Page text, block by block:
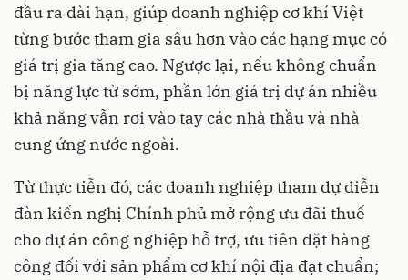
đầu ra dài hạn, giúp doanh nghiệp cơ khí Việt
từng bước tham gia sâu hơn vào các hạng mục có
giá trị gia tăng cao. Ngược lại, nếu không chuẩn
bị năng lực từ sớm, phần lớn giá trị dự án nhiều
khả năng vẫn rơi vào tay các nhà thầu và nhà
cung ứng nước ngoài.
Từ thực tiễn đó, các doanh nghiệp tham dự diễn
đàn kiến nghị Chính phủ mở rộng ưu đãi thuế
cho dự án công nghiệp hỗ trợ, ưu tiên đặt hàng
công đối với sản phẩm cơ khí nội địa đạt chuẩn;